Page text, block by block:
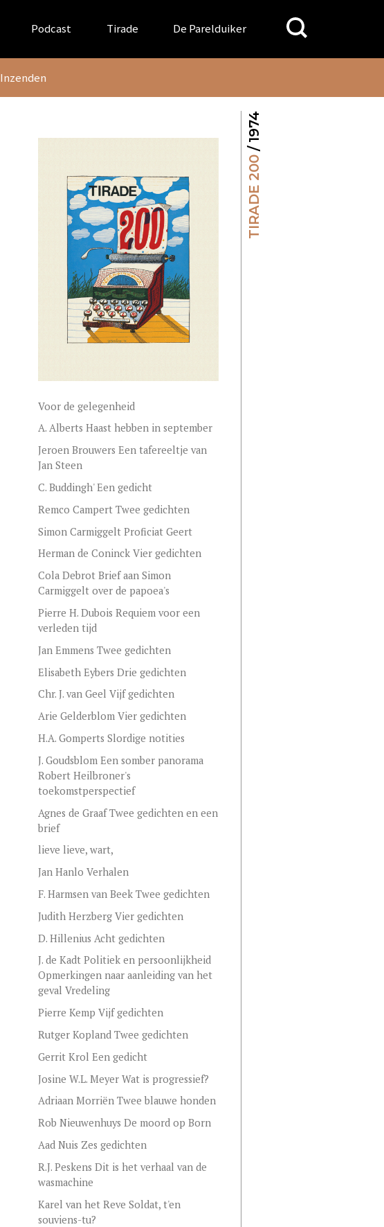
Podcast Tirade De Parelduiker
Search
for:
Inzenden
TIRADE 200
/ 1974
Voor de gelegenheid
A. Alberts Haast hebben in september
Jeroen Brouwers Een tafereeltje van
Jan Steen
C. Buddingh' Een gedicht
Remco Campert Twee gedichten
Simon Carmiggelt Proficiat Geert
Herman de Coninck Vier gedichten
Cola Debrot Brief aan Simon
Carmiggelt over de papoea's
Pierre H. Dubois Requiem voor een
verleden tijd
Jan Emmens Twee gedichten
Elisabeth Eybers Drie gedichten
Chr. J. van Geel Vijf gedichten
Arie Gelderblom Vier gedichten
H.A. Gomperts Slordige notities
J. Goudsblom Een somber panorama
Robert Heilbroner's
toekomstperspectief
Agnes de Graaf Twee gedichten en een
brief
lieve lieve, wart,
Jan Hanlo Verhalen
F. Harmsen van Beek Twee gedichten
Judith Herzberg Vier gedichten
D. Hillenius Acht gedichten
J. de Kadt Politiek en persoonlijkheid
Opmerkingen naar aanleiding van het
geval Vredeling
Pierre Kemp Vijf gedichten
Rutger Kopland Twee gedichten
Gerrit Krol Een gedicht
Josine W.L. Meyer Wat is progressief?
Adriaan Morriën Twee blauwe honden
Rob Nieuwenhuys De moord op Born
Aad Nuis Zes gedichten
R.J. Peskens Dit is het verhaal van de
wasmachine
Karel van het Reve Soldat, t'en
souviens-tu?